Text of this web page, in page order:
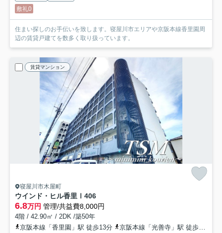
敷礼0
住まい探しのお手伝いを致します。寝屋川市エリアや京阪本線香里園周
辺の賃貸戸建てを数多く取り扱っています。
賃貸マンション
寝屋川市木屋町
ウインド・ヒル香里Ⅰ 406
6.8万円 管理/共益費8,000円
4階 / 42.90㎡ / 2DK /築50年
京阪本線「香里園」駅 徒歩13分
京阪本線「光善寺」駅 徒歩20分